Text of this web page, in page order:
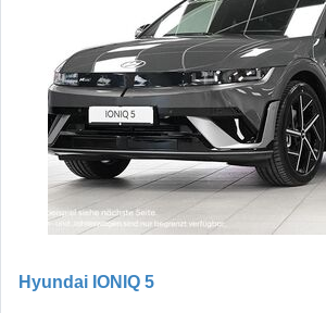
Hyundai IONIQ 5